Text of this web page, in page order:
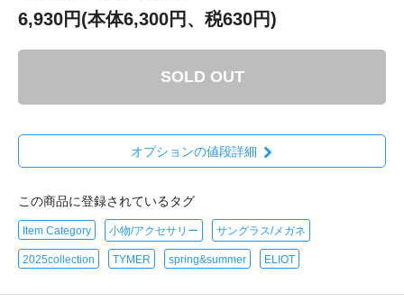
6,930円(本体6,300円、税630円)
SOLD OUT
オプションの値段詳細
この商品に登録されているタグ
Item Category 小物/アクセサリー サングラス/メガネ
2025collection TYMER spring&summer ELIOT